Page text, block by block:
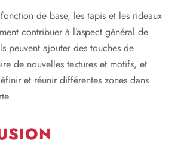
de base, les tapis et les rideaux
contribuer à l’aspect général de
peuvent ajouter des touches de
de nouvelles textures et motifs, et
et réunir différentes zones dans